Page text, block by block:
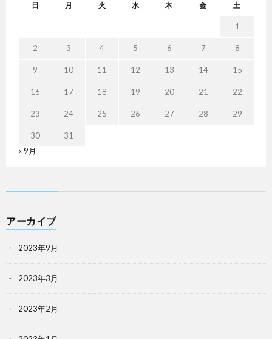
日 月 火 水 木 金 土
1
2 3 4 5 6 7 8
9 10 11 12 13 14 15
16 17 18 19 20 21 22
23 24 25 26 27 28 29
30
31
« 9月
アーカイブ
2023年9月
2023年3月
2023年2月